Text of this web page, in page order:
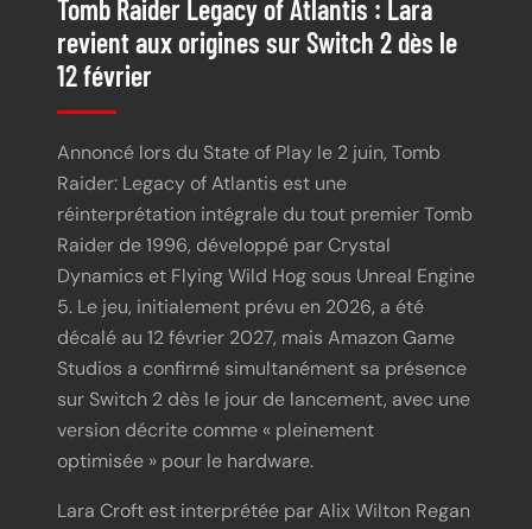
Tomb Raider Legacy of Atlantis : Lara
revient aux origines sur Switch 2 dès le
12 février
Annoncé lors du State of Play le 2 juin, Tomb
Raider: Legacy of Atlantis est une
réinterprétation intégrale du tout premier Tomb
Raider de 1996, développé par Crystal
Dynamics et Flying Wild Hog sous Unreal Engine
5. Le jeu, initialement prévu en 2026, a été
décalé au 12 février 2027, mais Amazon Game
Studios a confirmé simultanément sa présence
sur Switch 2 dès le jour de lancement, avec une
version décrite comme « pleinement
optimisée » pour le hardware.
Lara Croft est interprétée par Alix Wilton Regan